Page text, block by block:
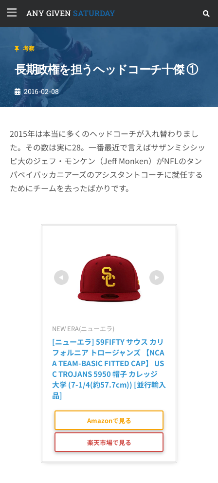
ANY GIVEN SATURDAY
考察
長期政権を担うヘッドコーチ十傑 ①
2016-02-08
2015年は本当に多くのヘッドコーチが入れ替わりまし
た。その数は実に28。一番最近で言えばサザンミシシッ
ピ大のジェフ・モンケン（Jeff Monken）がNFLのタン
パベイバッカニアーズのアシスタントコーチに就任する
ためにチームを去ったばかりです。
NEW ERA(ニューエラ)
[ニューエラ] 59FIFTY サウス カリ
フォルニア トロージャンズ 【NCA
A TEAM-BASIC FITTED CAP】 US
C TROJANS 5950 帽子 カレッジ
大学 (7-1/4(約57.7cm)) [並行輸入
品]
Amazonで見る
楽天市場で見る